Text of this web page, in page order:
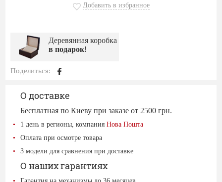
Добавить в избранное
Деревянная коробка
в подарок!
Поделиться:
О доставке
Бесплатная по Киеву при заказе от 2500 грн.
1 день в регионы, компанияНова Пошта
Оплата при осмотре товара
3 модели для сравнения при доставке
О наших гарантиях
Гарантия на механизмы до 36 месяцев